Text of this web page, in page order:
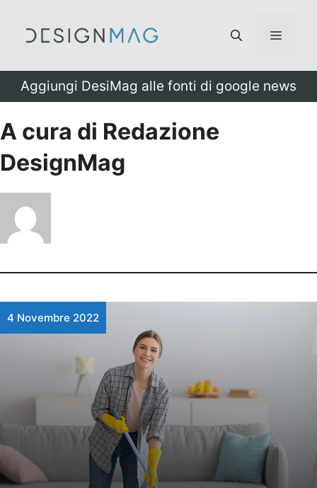
Menu
Aggiungi DesiMag alle fonti di google news
A cura di Redazione
DesignMag
4 Novembre 2022